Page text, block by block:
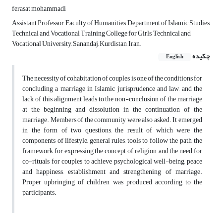
ferasat mohammadi
Assistant Professor, Faculty of Humanities, Department of Islamic Studies,
Technical and Vocational Training College for Girls, Technical and
Vocational University, Sanandaj, Kurdistan, Iran.
چکیده
English
The necessity of cohabitation of couples is one of the conditions for
concluding a marriage in Islamic jurisprudence and law, and the
lack of this alignment leads to the non-conclusion of the marriage
at the beginning and dissolution in the continuation of the
marriage. Members of the community were also asked. It emerged
in the form of two questions, the result of which were the
components of lifestyle, general rules, tools to follow the path, the
framework for expressing the concept of religion, and the need for
co-rituals for couples to achieve psychological well-being, peace
and happiness, establishment and strengthening of marriage.
Proper upbringing of children was produced according to the
participants.